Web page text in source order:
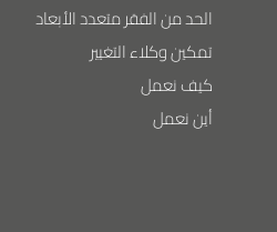
الحد من الفقر متعدد الأبعاد
تمكين وكلاء التغيير
كيف نعمل
أين نعمل